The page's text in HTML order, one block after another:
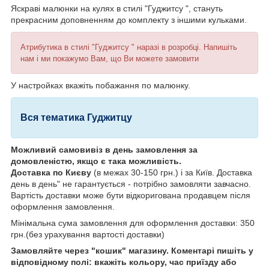
Яскраві малюнки на кулях в стилі "Гуджитсу ", стануть
прекрасним доповненням до комплекту з іншими кульками.
Атрибутика в стилі "Гуджитсу " наразі в розробці. Напишіть
нам і ми покажумо Вам, що Ви можете замовити
У настройках вкажіть побажання по малюнку.
Вся тематика Гуджитцу
Можливий самовивіз в день замовлення за
домовленістю, якщо є така можливість.
Доставка по Києву (в межах 30-150 грн.) і за Київ. Доставка
день в день" не гарантується - потрібно замовляти завчасно.
Вартість доставки може бути відкоригована продавцем після
оформлення замовлення.
Мінімальна сума замовлення для оформлення доставки: 350
грн.(без урахування вартості доставки)
Замовляйте через "кошик" магазину. Коментарі пишіть у
відповідному полі: вкажіть кольору, час приїзду або